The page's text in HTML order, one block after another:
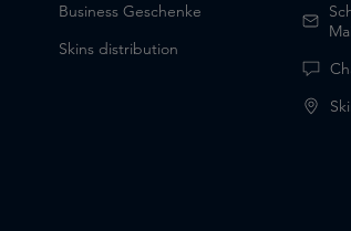
Business Geschenke
Skins distribution